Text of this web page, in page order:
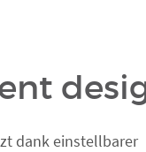
dank einstellbarer